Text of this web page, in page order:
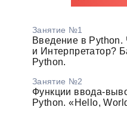
Занятие №1
Введение в Python.
и Интерпретатор?
Python.
Занятие №2
Функции ввода-
Python. «Hello,